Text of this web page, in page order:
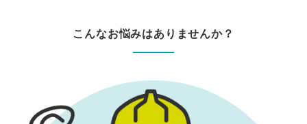
こんなお悩みはありませんか？